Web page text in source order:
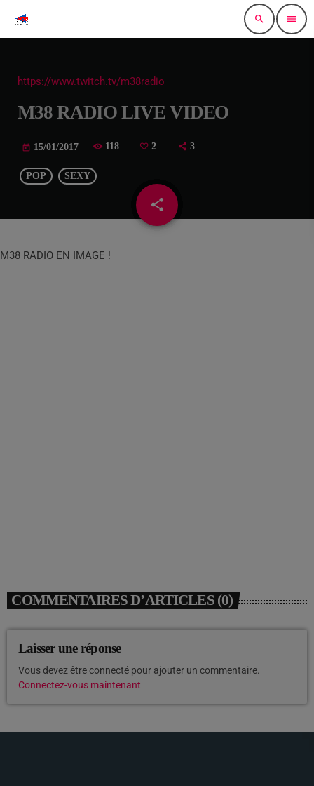
search menu
https://www.twitch.tv/m38radio
M38 RADIO LIVE VIDEO
today 15/01/2017 118 2 3
POP SEXY
share
email
M38 RADIO EN IMAGE !
COMMENTAIRES D’ARTICLES (0)
Laisser une réponse
Vous devez être connecté pour ajouter un commentaire.
Connectez-vous maintenant